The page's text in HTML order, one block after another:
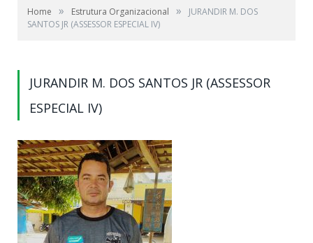
Home » Estrutura Organizacional »
JURANDIR M. DOS
SANTOS JR (ASSESSOR ESPECIAL IV)
JURANDIR M. DOS SANTOS JR (ASSESSOR
ESPECIAL IV)